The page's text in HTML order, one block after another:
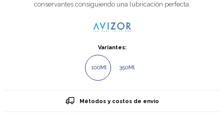
conservantes consiguiendo una lubricación perfecta.
Variantes:
Métodos y costos de envío